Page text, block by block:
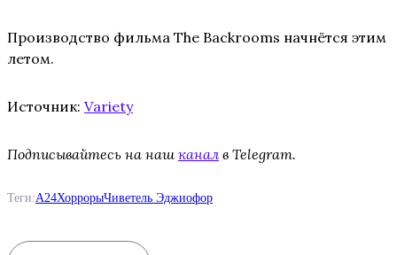
Производство фильма The Backrooms начнётся этим
летом.
Источник: Variety
Подписывайтесь на наш канал в Telegram.
Теги:A24ХоррорыЧиветель Эджиофор